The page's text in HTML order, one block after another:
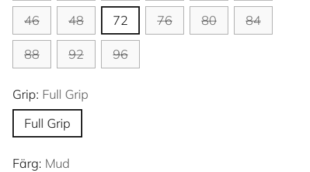
46 48 72 76 80 84
88 92 96
Grip: Full Grip
Full Grip
Färg: Mud